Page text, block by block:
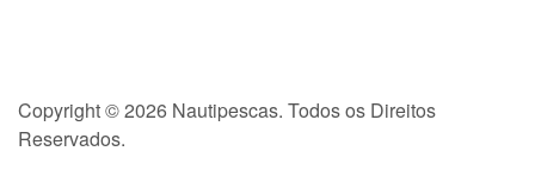
Copyright © 2026 Nautipescas. Todos os Direitos
Reservados.